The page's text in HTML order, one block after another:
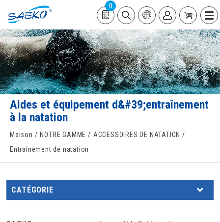
0
Aides et équipement d&#39;entraînement
à la natation
Maison NOTRE GAMME
ACCESSOIRES DE NATATION
Entraînement de natation
CATÉGORIE